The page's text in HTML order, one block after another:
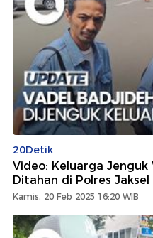
20Detik
Video: Keluarga
Ditahan di Polres Jaksel
Kamis, 20 Feb 2025 16:20 WIB